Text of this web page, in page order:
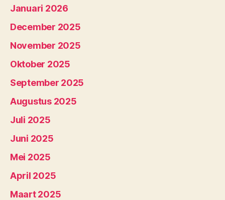
Januari 2026
December 2025
November 2025
Oktober 2025
September 2025
Augustus 2025
Juli 2025
Juni 2025
Mei 2025
April 2025
Maart 2025